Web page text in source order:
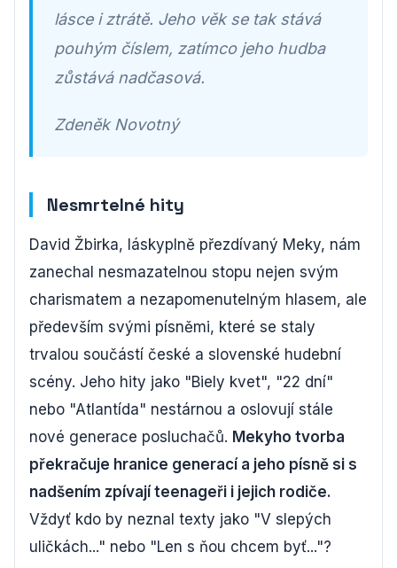
lásce i ztrátě. Jeho věk se tak stává
pouhým číslem, zatímco jeho hudba
zůstává nadčasová.
Zdeněk Novotný
Nesmrtelné hity
David Žbirka, láskyplně přezdívaný Meky, nám
zanechal nesmazatelnou stopu nejen svým
charismatem a nezapomenutelným hlasem, ale
především svými písněmi, které se staly
trvalou součástí české a slovenské hudební
scény. Jeho hity jako "Biely kvet", "22 dní"
nebo "Atlantída" nestárnou a oslovují stále
nové generace posluchačů. Mekyho tvorba
překračuje hranice generací a jeho písně si s
nadšením zpívají teenageři i jejich rodiče.
Vždyť kdo by neznal texty jako "V slepých
uličkách..." nebo "Len s ňou chcem byť..."?